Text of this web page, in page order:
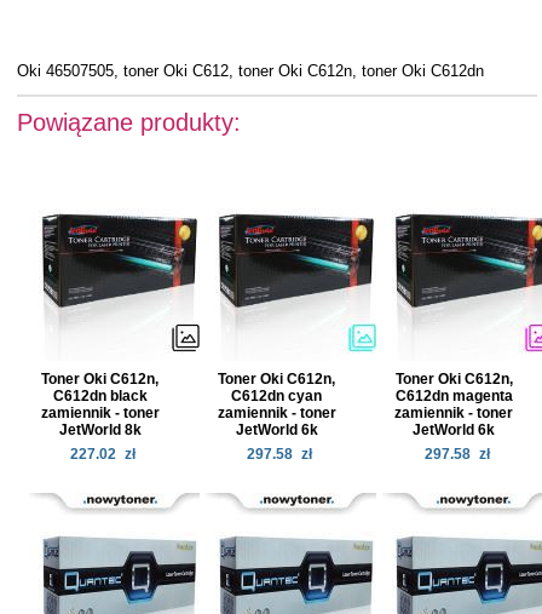
Oki 46507505, toner Oki C612, toner Oki C612n, toner Oki C612dn
Powiązane produkty:
Toner Oki C612n,
C612dn black
zamiennik - toner
JetWorld 8k
227.02 zł
Toner Oki C612n,
C612dn cyan
zamiennik - toner
JetWorld 6k
297.58 zł
Toner Oki C612n,
C612dn magenta
zamiennik - toner
JetWorld 6k
297.58 zł